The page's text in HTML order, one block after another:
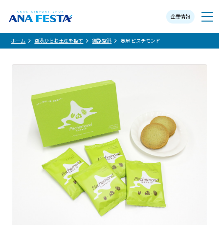
企業情報
メニュー
ホーム 空港からお土産を探す 釧路空港 壺屋 ピスチモンド